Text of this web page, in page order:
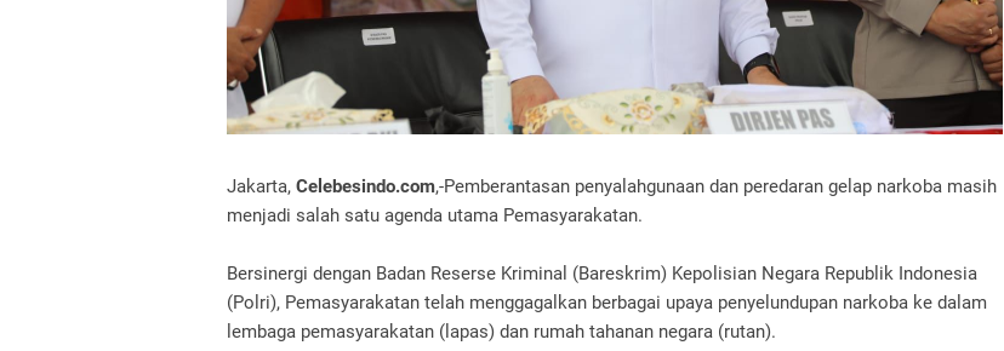
Jakarta, Celebesindo.com,-Pemberantasan penyalahgunaan dan peredaran gelap narkoba masih
menjadi salah satu agenda utama Pemasyarakatan.
Bersinergi dengan Badan Reserse Kriminal (Bareskrim) Kepolisian Negara Republik Indonesia
(Polri), Pemasyarakatan telah menggagalkan berbagai upaya penyelundupan narkoba ke dalam
lembaga pemasyarakatan (lapas) dan rumah tahanan negara (rutan).